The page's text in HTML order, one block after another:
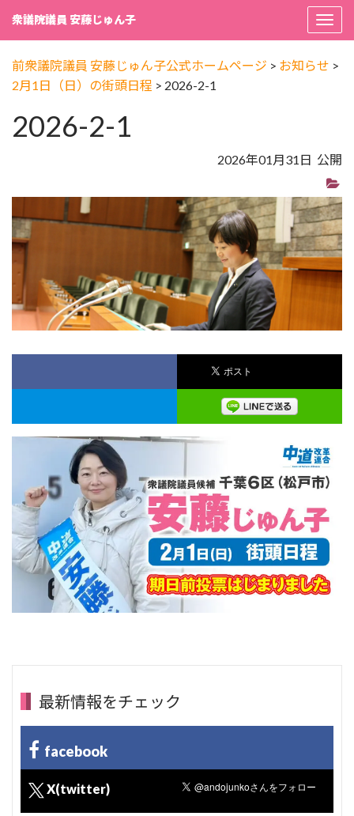
衆議院議員 安藤じゅん子
前衆議院議員 安藤じゅん子公式ホームページ > お知らせ >
2月1日（日）の街頭日程 > 2026-2-1
2026-2-1
2026年01月31日 公開
最新情報をチェック
facebook
X(twitter)